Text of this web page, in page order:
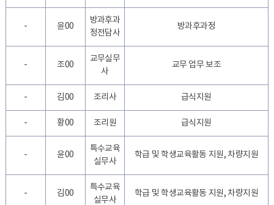
- 윤00
방과후과
정전담사
방과후과정
- 조00
교무실무
사
교무 업무 보조
- 김00 조리사 급식지원
- 황00 조리원 급식지원
- 윤00
특수교육
실무사
학급 및 학생교육활동 지원, 차량지원
- 김00
특수교육
실무사
학급 및 학생교육활동 지원, 차량지원